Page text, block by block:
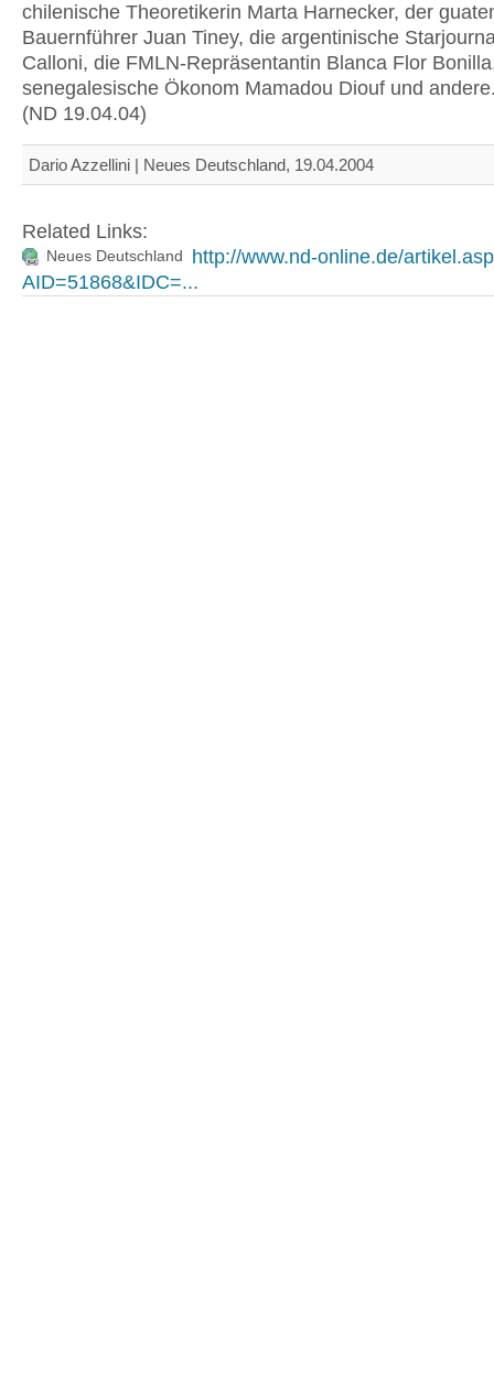
chilenische Theoretikerin Marta Harnecker, der
Bauernführer Juan Tiney, die argentinische
Calloni, die FMLN-Repräsentantin Blanca Flor
senegalesische Ökonom Mamadou Diouf und
(ND 19.04.04)
Dario Azzellini | Neues Deutschland, 19.04.2004
Related Links:
Neues Deutschland
http://www.nd-online.de/
AID=51868&IDC=...